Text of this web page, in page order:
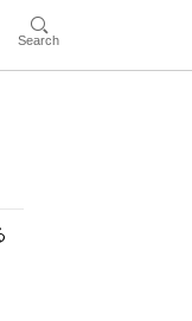
Search